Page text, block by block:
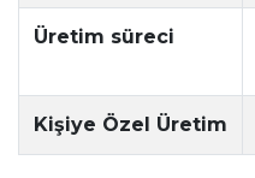
Üretim süreci
Kişiye Özel Üretim